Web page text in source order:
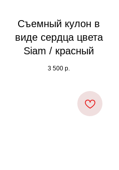
Съемный кулон в
виде сердца цвета
Siam / красный
3 500 р.